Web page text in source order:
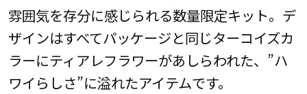
雰囲気を存分に感じられる数量限定キット。デ
ザインはすべてパッケージと同じターコイズカ
ラーにティアレフラワーがあしらわれた、”ハ
ワイらしさ”に溢れたアイテムです。